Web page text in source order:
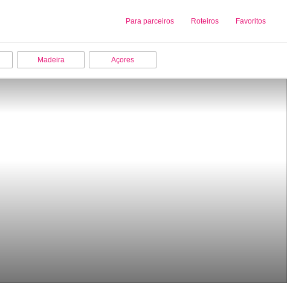
Para parceiros Roteiros Favoritos
Sobre nós Adicionar uma Empresa
Madeira Açores